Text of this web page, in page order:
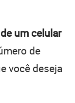
um celular
de
você deseja